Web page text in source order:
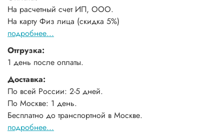
На расчетный счет ИП, ООО.
На карту Физ лица (скидка 5%)
подробнее...
Отгрузка:
1 день после оплаты.
Доставка:
По всей России: 2-5 дней.
По Москве: 1 день.
Бесплатно до транспортной в Москве.
подробнее...